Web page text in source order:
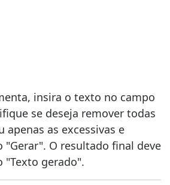
insira o texto no campo
se deseja remover todas
apenas as excessivas e
"Gerar". O resultado final deve
"Texto gerado".